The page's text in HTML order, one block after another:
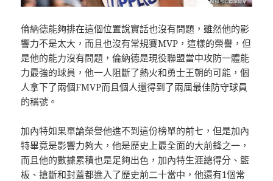
倫納德能夠排在這個位置說實話也沒有問題，雖然他的影
響力不是太大，而且也沒有常規賽MVP，這樣的榮譽，但
是他的能力沒有問題，倫納德是現役聯盟當中攻防一體能
力最強的球員，他一人阻斷了熱火和勇士王朝的可能，個
人拿下了兩個FMVP而且個人還得到了兩屆最佳防守球員
的稱號。
加內特如果單論榮譽他進不到這份榜單的前七，但是加內
特畢竟是影響力夠大，他是歷史上最全面的大前鋒之一，
而且他的數據累積也是足夠出色，加內特生涯總得分、籃
板、搶斷和封蓋都進入了歷史前二十當中，他還有1個常